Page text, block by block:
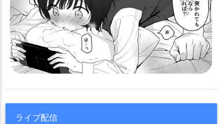
ライブ配信